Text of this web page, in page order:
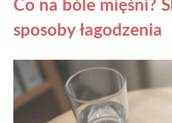
Co na bóle mięśni?
sposoby łagodzenia